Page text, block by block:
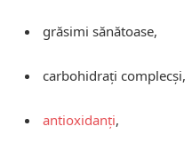
grăsimi sănătoase,
carbohidrați complecși,
antioxidanți,